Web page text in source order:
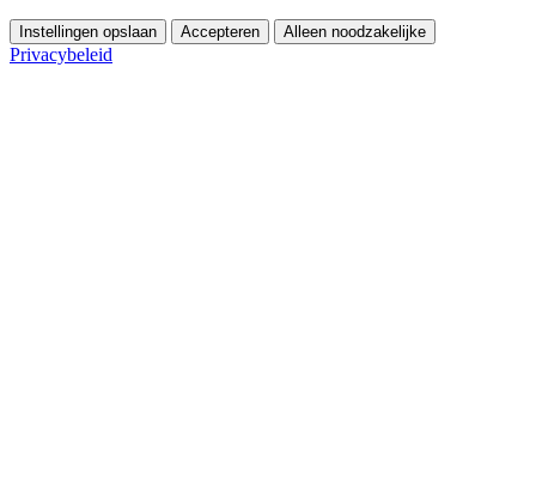
Instellingen opslaan Accepteren Alleen noodzakelijke
Privacybeleid